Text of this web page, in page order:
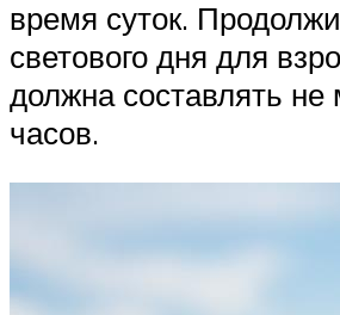
время суток.
светового дня для
должна составлять не
часов.